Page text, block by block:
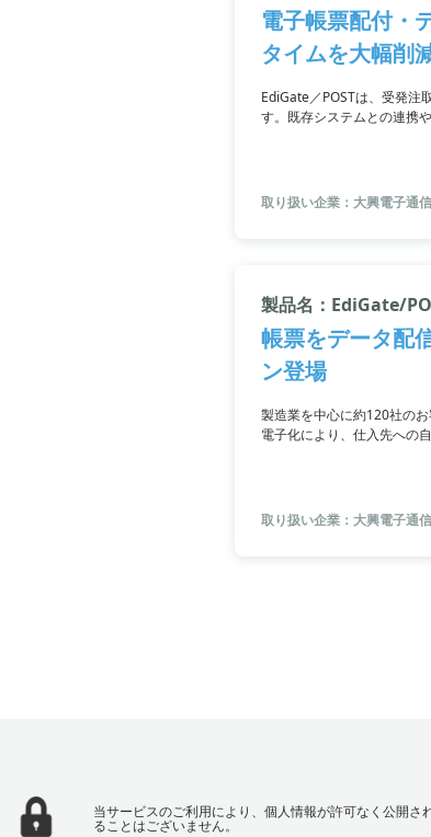
電子帳票配付・
タイムを大幅削
EdiGate／POSTは、受発注
す。既存システムとの連携
プルで、利用者の操作履
取り扱い企業：大興電子通
製品名：EdiGate/
帳票をデータ配
ン登場
製造業を中心に約120社の
電子化により、仕入先への
す。セキュアなデータ交
答機能、「WOS（Web
取り扱い企業：大興電子通
当サービスのご利用により、個人情報が許可なく公開さ
ることはございません。